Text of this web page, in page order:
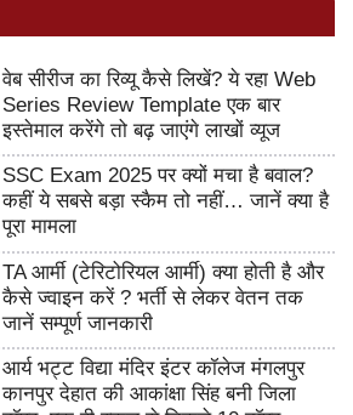
वेब सीरीज का रिव्यू कैसे लिखें? ये रहा Web
Series Review Template एक बार
इस्तेमाल करेंगे तो बढ़ जाएंगे लाखों व्यूज
SSC Exam 2025 पर क्यों मचा है बवाल?
कहीं ये सबसे बड़ा स्कैम तो नहीं… जानें क्या है
पूरा मामला
TA आर्मी (टेरिटोरियल आर्मी) क्या होती है और
कैसे ज्वाइन करें ? भर्ती से लेकर वेतन तक
जानें सम्पूर्ण जानकारी
आर्य भट्ट विद्या मंदिर इंटर कॉलेज मंगलपुर
कानपुर देहात की आकांक्षा सिंह बनी जिला